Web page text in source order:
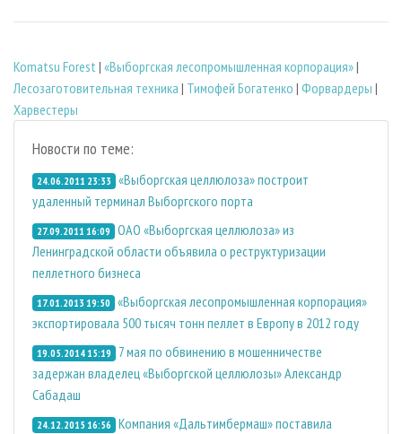
Komatsu Forest | «Выборгская лесопромышленная корпорация»|
Лесозаготовительная техника | Тимофей Богатенко | Форвардеры |
Харвестеры
Новости по теме:
24.06.2011 23:33 «Выборгская целлюлоза» построит
удаленный терминал Выборгского порта
27.09.2011 16:09 ОАО «Выборгская целлюлоза» из
Ленинградской области объявила о реструктуризации
пеллетного бизнеса
17.01.2013 19:50 «Выборгская лесопромышленная корпорация»
экспортировала 500 тысяч тонн пеллет в Европу в 2012 году
19.05.2014 15:19
7 мая по обвинению в мошенничестве
задержан владелец «Выборгской целлюлозы» Александр
Сабадаш
24.12.2015 16:56 Компания «Дальтимбермаш» поставила